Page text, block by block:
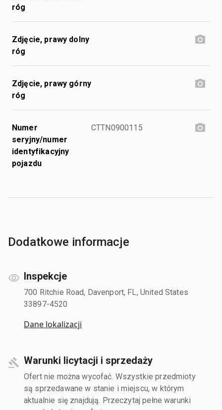
róg
Zdjęcie, prawy dolny
róg
Zdjęcie, prawy górny
róg
Numer
seryjny/numer
identyfikacyjny
pojazdu
CTTN0900115
Dodatkowe informacje
Inspekcje
700 Ritchie Road, Davenport, FL, United States
33897-4520
Dane lokalizacji
Warunki licytacji i sprzedaży
Ofert nie można wycofać. Wszystkie przedmioty
są sprzedawane w stanie i miejscu, w którym
aktualnie się znajdują. Przeczytaj pełne warunki